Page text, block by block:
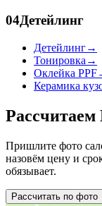
04Детейлинг
Детейлинг→
Тонировка →
Оклейка PPF
Керамика
Рассчитаем
Пришлите фото
назовём цену и
обязывает.
Рассчитать по фото